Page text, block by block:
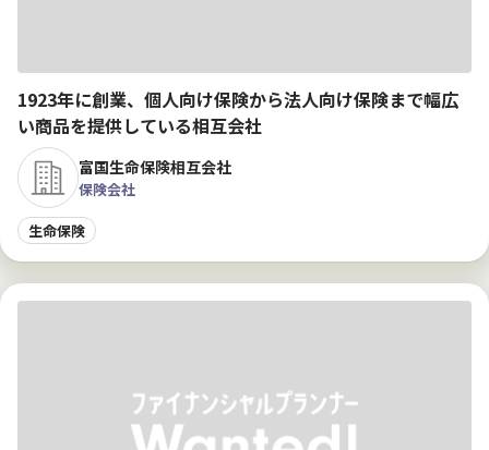
1923年に創業、個人向け保険から法人向け保険まで幅広
い商品を提供している相互会社
富国生命保険相互会社
保険会社
生命保険